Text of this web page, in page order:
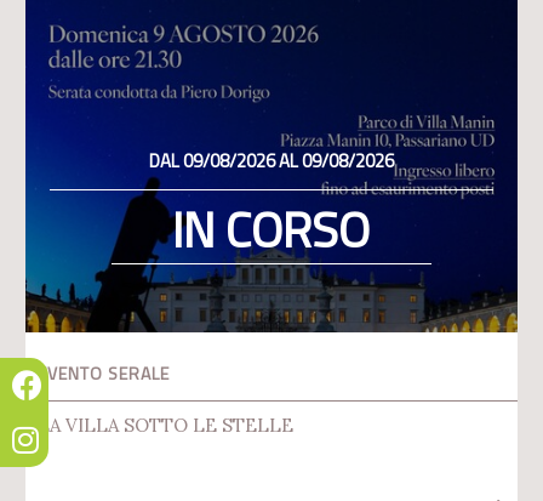
DAL 09/08/2026 AL 09/08/2026
IN CORSO
EVENTO SERALE
LA VILLA SOTTO LE STELLE